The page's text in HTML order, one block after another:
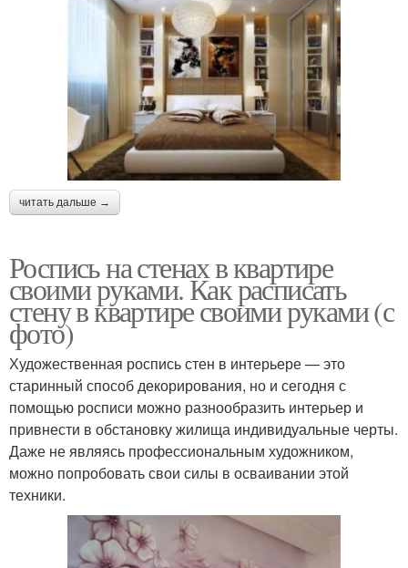
читать дальше →
Роспись на стенах в квартире
своими руками. Как расписать
стену в квартире своими руками (с
фото)
Художественная роспись стен в интерьере — это
старинный способ декорирования, но и сегодня с
помощью росписи можно разнообразить интерьер и
привнести в обстановку жилища индивидуальные черты.
Даже не являясь профессиональным художником,
можно попробовать свои силы в осваивании этой
техники.